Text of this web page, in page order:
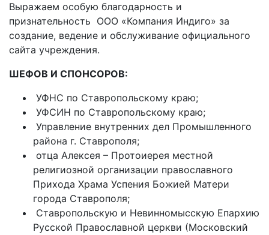
Выражаем особую благодарность и
признательность ООО «Компания Индиго» за
создание, ведение и обслуживание официального
сайта учреждения.
ШЕФОВ И СПОНСОРОВ:
УФНС по Ставропольскому краю;
УФСИН по Ставропольскому краю;
Управление внутренних дел Промышленного
района г. Ставрополя;
отца Алексея – Протоиерея местной
религиозной организации православного
Прихода Храма Успения Божией Матери
города Ставрополя;
Ставропольскую и Невинномысскую Епархию
Русской Православной церкви (Московский